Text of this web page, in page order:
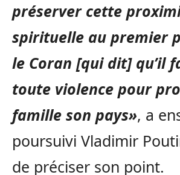
préserver cette
spirituelle au premier
le Coran [qui dit] qu’il
toute violence pour
famille son pays», a
poursuivi Vladimir
de préciser son point.